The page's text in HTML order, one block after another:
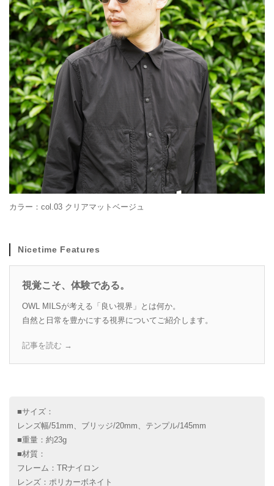
カラー：col.03 クリアマットベージュ
Nicetime Features
視覚こそ、体験である。
OWL MILSが考える「良い視界」とは何か。
自然と日常を豊かにする視界についてご紹介します。
記事を読む →
■サイズ：
レンズ幅/51mm、ブリッジ/20mm、テンプル/145mm
■重量：約23g
■材質：
フレーム：TRナイロン
レンズ：ポリカーボネイト